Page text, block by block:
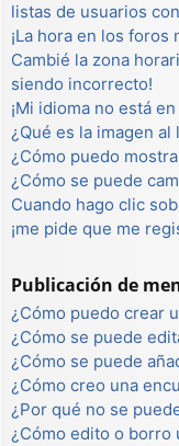
listas de usuarios
¡La hora en los foros
Cambié la zona
siendo incorrecto!
¡Mi idioma no está
¿Qué es la imagen
¿Cómo puedo
¿Cómo se puede
Cuando hago clic
¡me pide que me
Publicación de
¿Cómo puedo crear
¿Cómo se puede
¿Cómo se puede
¿Cómo creo una
¿Por qué no se
¿Cómo edito o borro